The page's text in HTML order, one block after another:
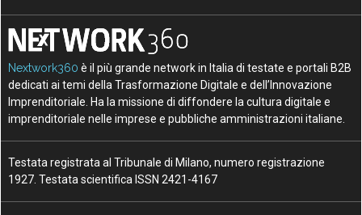
Nextwork360 è il più grande network in Italia di testate e portali B2B
dedicati ai temi della Trasformazione Digitale e dell’Innovazione
Imprenditoriale. Ha la missione di diffondere la cultura digitale e
imprenditoriale nelle imprese e pubbliche amministrazioni italiane.
Testata registrata al Tribunale di Milano, numero registrazione
1927. Testata scientifica ISSN 2421-4167